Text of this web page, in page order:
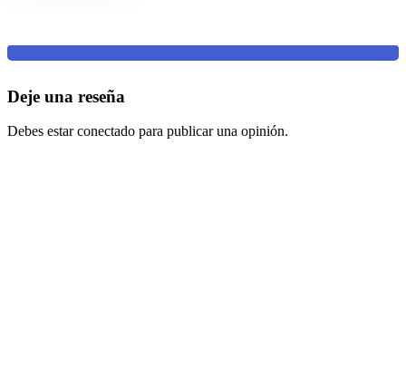
Deje una reseña
Debes estar conectado para publicar una opinión.